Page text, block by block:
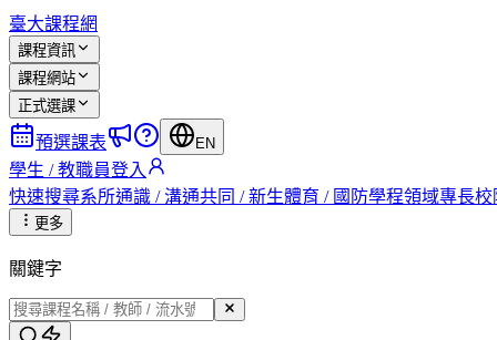
臺大課程網
課程資訊
課程網站
正式選課
預選課表 EN
學生 / 教職員登入
快速搜尋系所通識 / 溝通共同 / 新生體育 / 國防學程領域專長校
更多
關鍵字